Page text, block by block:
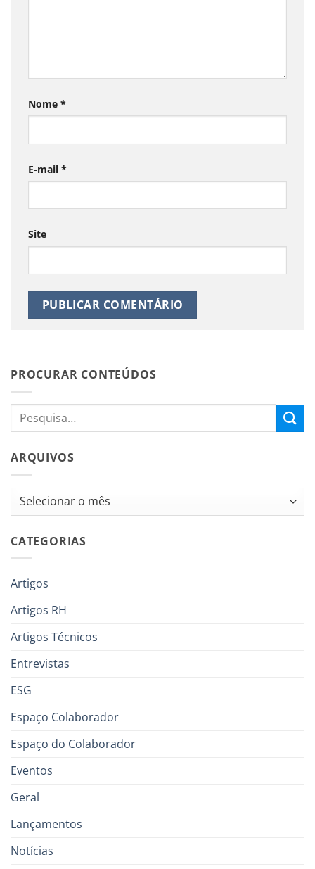
Nome *
E-mail *
Site
PROCURAR CONTEÚDOS
ARQUIVOS
Arquivos
CATEGORIAS
Artigos
Artigos RH
Artigos Técnicos
Entrevistas
ESG
Espaço Colaborador
Espaço do Colaborador
Eventos
Geral
Lançamentos
Notícias